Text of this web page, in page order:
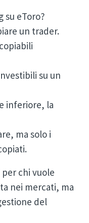
su eToro?
un trader.
su un
inferiore, la
ma solo i
chi vuole
nei mercati, ma
del